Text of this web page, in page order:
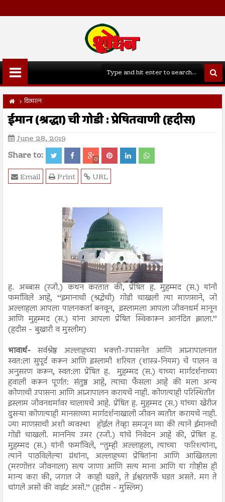
दिव्यरत्न
ईमान (श्रद्धा) ची गोडी : प्रेषितवाणी (हदीस)
June 28, 2019
Share to: 0
URL
Print
Email
ह. अब्बास (रजी.) कथन करतात की, प्रेषित ह. मुहम्मद (स.) यांनी
फर्माविले आहे, ‘‘इमानाची (श्रद्धेची) गोडी चाखली त्या माणसाने, जो
अल्लाहला आपला पालनकर्ता बनवून, इस्लामला आपला जीवनधर्म मानून
आणि मुहम्मद (स.) यांना आपला प्रेषित स्विकारून आनंदित झाला.’’
(हदीस - बुखारी व मुस्लीम)
भावार्थ- सर्वश्रेष्ठ अल्लाहच्या भक्ती-उपासनेत आणि आज्ञापालनात
स्वत:ला सुपूर्द करून आणि इस्लामी शरियत (शास्त्र-नियम) चे पालन व
अनुसरण करून, स्वत:ला प्रेषित ह. मुहम्मद (स.) याच्या मार्गदर्शनाच्या
हवाली करून पूर्णत: संतुष्ठ आहे, त्याचा फैसला आहे की मला अन्य
कोणाची उपासना आणि आज्ञापालन करायचे नाही. कोणत्याही परिस्थितीत
इस्लाम जीवनधर्मावर चालायचे आहे. प्रेषित ह. मुहम्मद (स.) यांच्या खेरीज
दुसऱ्या कोणत्याही मानसाच्या मार्गदर्शनाखाली जीवन व्यतीत करायचे नाही.
ज्या माणसाची अशी व्यवस्था होईल तेव्हा समजून घ्या की त्याने ईमानची
गोडी चाखली. माननिय उमर (रजी.) यांचे निवेदन आहे की, प्रेषित ह.
मुहम्मद (स.) यांनी फर्माविले, ‘‘तुम्ही अल्लाहला, त्याच्या फरिश्त्यांना,
त्याने पाठविलेल्या ग्रंथांना, अल्लाहच्या प्रेषितांना आणि आखिरतला
(मरणोत्तर जीवनाला) सत्य जाणा आणि सत्य माना आणि या गोष्टीस ही
मान्य करा की, जगात जे काही घडते, ते ईश्वरातर्फे घडत असते. मग ते
चांगले असो की वाईट असो.’’ (हदीस - मुस्लिम)